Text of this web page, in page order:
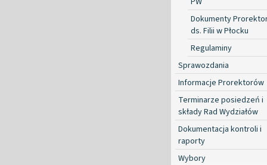
Dokumenty
ds. Filii w Płocku
Regulaminy
Sprawozdania
Informacje Prorektorów
Terminarze posiedzeń i
składy Rad Wydziałów
Dokumentacja kontroli i
raporty
Wybory